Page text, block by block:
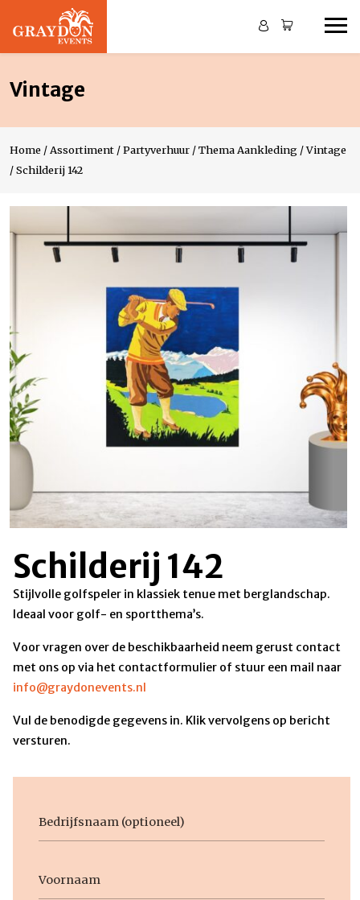
Vintage
Home / Assortiment /Partyverhuur /Thema Aankleding /Vintage
/Schilderij 142
Schilderij 142
Stijlvolle golfspeler in klassiek tenue met berglandschap.
Ideaal voor golf- en sportthema’s.
Voor vragen over de beschikbaarheid neem gerust contact
met ons op via het contactformulier of stuur een mail naar
info@graydonevents.nl
Vul de benodigde gegevens in. Klik vervolgens op bericht
versturen.